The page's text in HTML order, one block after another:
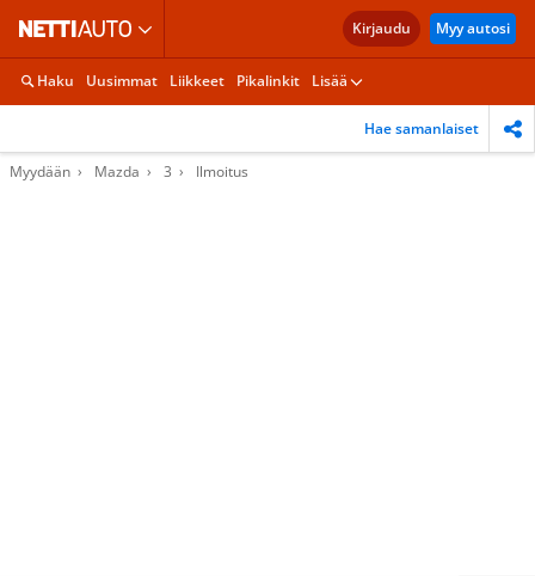
Kirjaudu Myy autosi
Haku Uusimmat Liikkeet Pikalinkit Lisää
Hae samanlaiset
Myydään Mazda 3 Ilmoitus